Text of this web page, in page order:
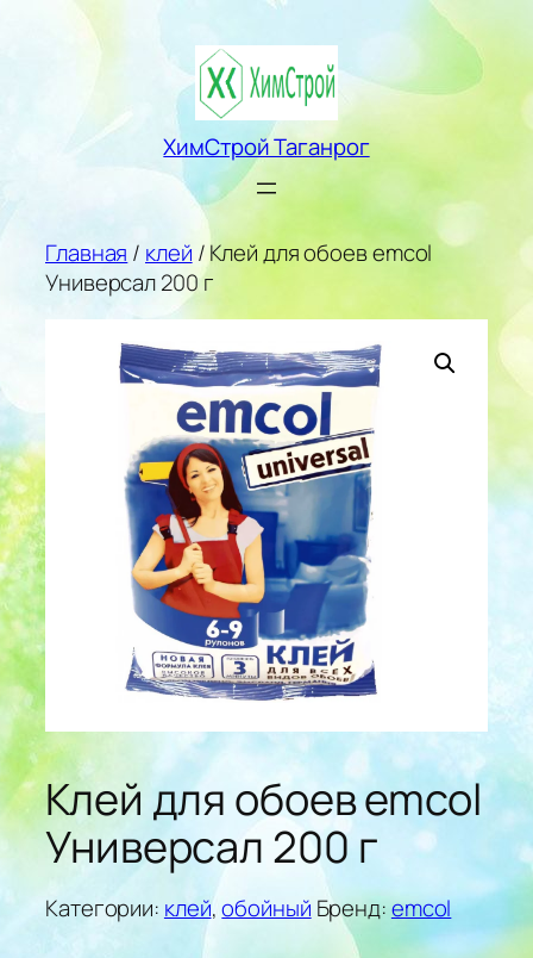
Перейти
ХимСтрой Таганрог
Главная / клей / Клей для обоев emcol
Универсал 200 г
Клей для обоев emcol
Универсал 200 г
Категории: клей,обойный Бренд:emcol